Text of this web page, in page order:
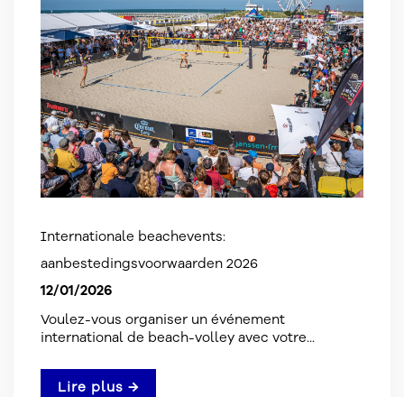
Internationale beachevents:
aanbestedingsvoorwaarden 2026
12/01/2026
Voulez-vous organiser un événement
international de beach-volley avec votre...
Lire plus →